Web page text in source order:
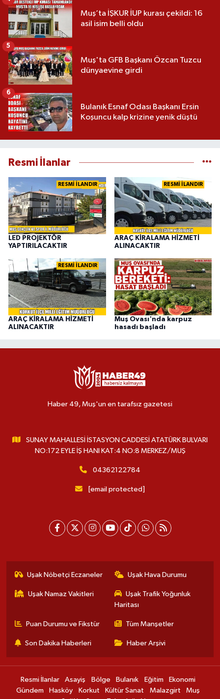
Muş’ta İŞKUR İUP kurası çekildi: 16
asil isim belli oldu
Muş'ta GFB Başkanı Özcan Tuzcu
dünyaevine girdi
5
Bulanık Esnaf Odası Başkanı Ersin
Koşuncu kalp krizine yenik düştü
6
Resmi İlanlar
RESMİ İLANDIR
LED PROJEKTÖR
YAPTIRILACAKTIR
RESMİ İLANDIR
ARAÇ KİRALAMA HİZMETİ
ALINACAKTIR
RESMİ İLANDIR
ARAÇ KİRALAMA HİZMETİ
ALINACAKTIR
Muş Ovası'nda karpuz
hasadı başladı
Haber 49, Muş'un en tarafsız gazetesi
SUNAY MAHALLESİ İSTASYON CADDESİ ATATÜRK BULVARI
NO:172 EYLE İŞ HANI KAT:4 NO:8 MERKEZ/MUŞ
04362122784
[email protected]
Uşak Nöbetçi Eczaneler Uşak Hava Durumu
Uşak Namaz Vakitleri
Uşak Trafik Yoğunluk
Haritası
Puan Durumu ve Fikstür Tüm Manşetler
Son Dakika Haberleri Haber Arşivi
Resmi İlanlar Asayiş Bölge Bulanık Eğitim
Ekonomi
Gündem
Hasköy Korkut Kültür Sanat Malazgirt
Muş